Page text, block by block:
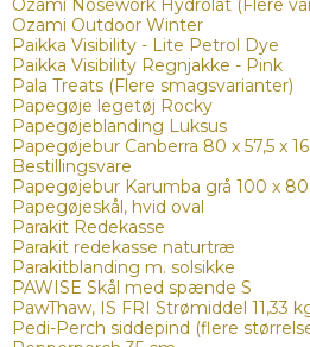
Ozami Nosework Hydrolat (Flere
Ozami Outdoor Winter
Paikka Visibility - Lite Petrol Dye
Paikka Visibility Regnjakke - Pink
Pala Treats (Flere smagsvarianter)
Papegøje legetøj Rocky
Papegøjeblanding Luksus
Papegøjebur Canberra 80 x 57,5 x
Bestillingsvare
Papegøjebur Karumba grå 100 x
Papegøjeskål, hvid oval
Parakit Redekasse
Parakit redekasse naturtræ
Parakitblanding m. solsikke
PAWISE Skål med spænde S
PawThaw, IS FRI Strømiddel 11,33
Pedi-Perch siddepind (flere